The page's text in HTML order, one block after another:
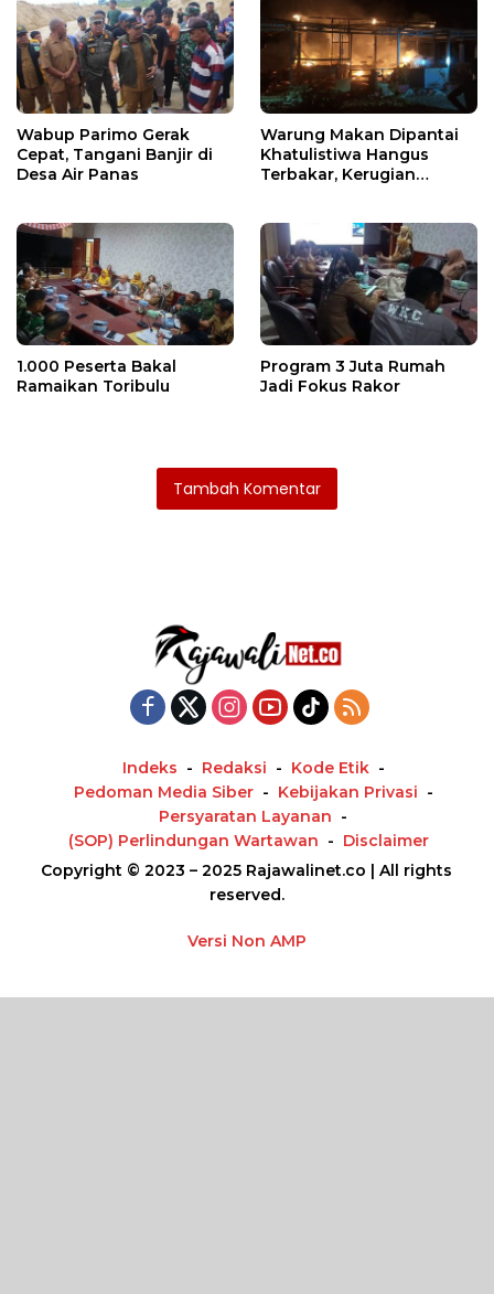
Wabup Parimo Gerak
Cepat, Tangani Banjir di
Desa Air Panas
Warung Makan Dipantai
Khatulistiwa Hangus
Terbakar, Kerugian
1.000 Peserta Bakal
Ramaikan Toribulu
Program 3 Juta Rumah
Jadi Fokus Rakor
Tambah Komentar
Indeks Redaksi
Kode Etik
Pedoman Media Siber
Kebijakan Privasi
Persyaratan Layanan
(SOP) Perlindungan Wartawan
Disclaimer
Copyright © 2023 – 2025 Rajawalinet.co | All rights
reserved.
Versi Non AMP